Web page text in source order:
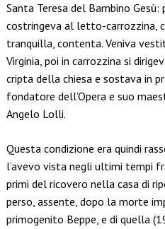
Santa Teresa del Bambino
costringeva al letto-carrozzina,
tranquilla, contenta. Veniva
Virginia, poi in carrozzina si
cripta della chiesa e sostava in
fondatore dell’Opera e suo
Angelo Lolli.
Questa condizione era quindi
l’avevo vista negli ultimi tempi
primi del ricovero nella casa di
perso, assente, dopo la morte
primogenito Beppe, e di quella